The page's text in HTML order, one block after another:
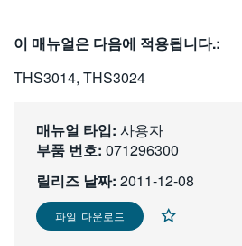
繁體中文
이 매뉴얼은 다음에 적용됩니다.:
THS3014, THS3024
매뉴얼 타입: 사용자
부품 번호: 071296300
릴리즈 날짜: 2011-12-08
파일 다운로드